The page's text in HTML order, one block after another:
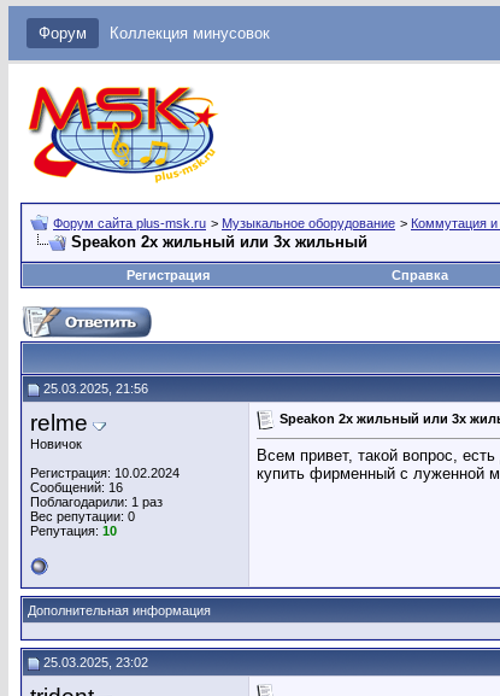
Форум Коллекция минусовок
Форум сайта plus-msk.ru > Музыкальное оборудование > Коммутация
Speakon 2х жильный или 3х жильный
Регистрация Справка
25.03.2025, 21:56
relme
Новичок
Регистрация: 10.02.2024
Сообщений: 16
Поблагодарили: 1 раз
Вес репутации: 0
Репутация: 10
Speakon 2х жильный или 3х
Всем привет, такой вопрос,
купить фирменный с луженной
Дополнительная информация
25.03.2025, 23:02